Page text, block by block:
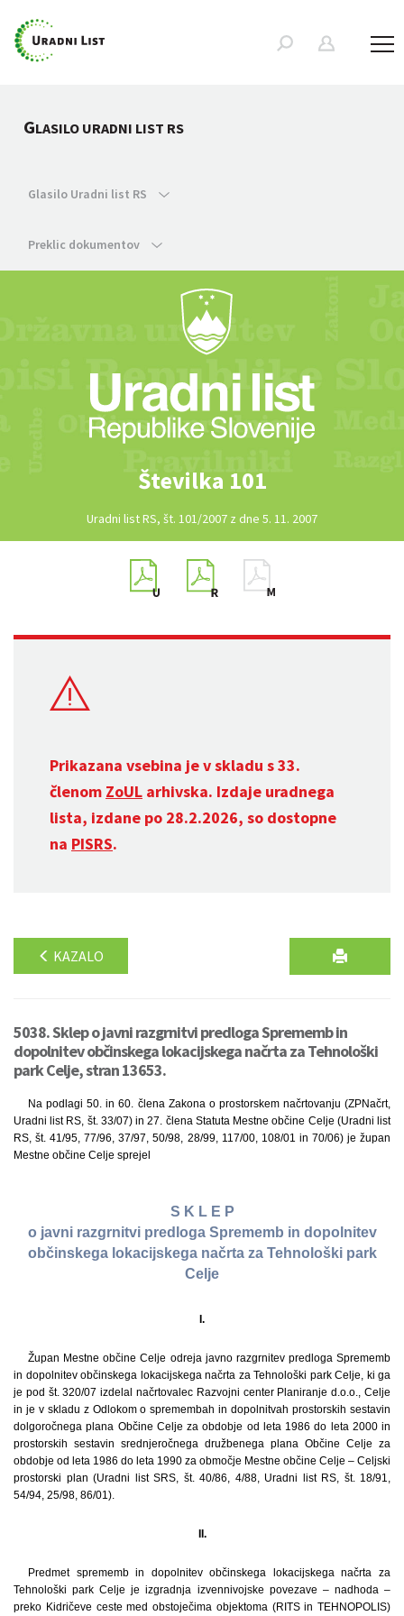
GLASILO URADNI LIST RS
Glasilo Uradni list RS
Preklic dokumentov
Številka 101
Uradni list RS, št. 101/2007 z dne 5. 11. 2007
Prikazana vsebina je v skladu s 33.
členom ZoUL arhivska. Izdaje uradnega
lista, izdane po 28.2.2026, so dostopne
na PISRS.
KAZALO
5038. Sklep o javni razgrnitvi predloga Sprememb in
dopolnitev občinskega lokacijskega načrta za Tehnološki
park Celje, stran 13653.
Na podlagi 50. in 60. člena Zakona o prostorskem načrtovanju (ZPNačrt,
Uradni list RS, št. 33/07) in 27. člena Statuta Mestne občine Celje (Uradni list
RS, št. 41/95, 77/96, 37/97, 50/98, 28/99, 117/00, 108/01 in 70/06) je župan
Mestne občine Celje sprejel
S K L E P
o javni razgrnitvi predloga Sprememb in dopolnitev
občinskega lokacijskega načrta za Tehnološki park
Celje
I.
Župan Mestne občine Celje odreja javno razgrnitev predloga Sprememb
in dopolnitev občinskega lokacijskega načrta za Tehnološki park Celje, ki ga
je pod št. 320/07 izdelal načrtovalec Razvojni center Planiranje d.o.o., Celje
in je v skladu z Odlokom o spremembah in dopolnitvah prostorskih sestavin
dolgoročnega plana Občine Celje za obdobje od leta 1986 do leta 2000 in
prostorskih sestavin srednjeročnega družbenega plana Občine Celje za
obdobje od leta 1986 do leta 1990 za območje Mestne občine Celje – Celjski
prostorski plan (Uradni list SRS, št. 40/86, 4/88, Uradni list RS, št. 18/91,
54/94, 25/98, 86/01).
II.
Predmet sprememb in dopolnitev občinskega lokacijskega načrta za
Tehnološki park Celje je izgradnja izvennivojske povezave – nadhoda –
preko Kidričeve ceste med obstoječima objektoma (RITS in TEHNOPOLIS)